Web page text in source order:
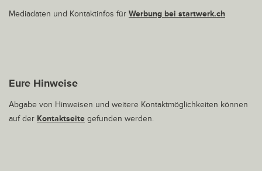
Mediadaten und Kontaktinfos für Werbung bei startwerk.ch
Eure Hinweise
Abgabe von Hinweisen und weitere Kontaktmöglichkeiten können
auf der Kontaktseite gefunden werden.